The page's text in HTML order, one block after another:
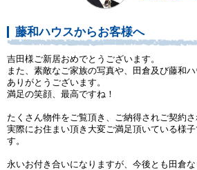
藤和ハウスからお客様へ
吉田様ご新居おめでとうございます。
また、素敵なご家族の写真や、田倉及び藤和ハ
ありがとうございます。
満足の笑顔、最高ですね！
たくさん物件をご覧頂き、ご納得されご契約さ
実際にお住まい頂き大変ご満足頂いている様
す。
永いお付き合いになりますが、今後とも田倉